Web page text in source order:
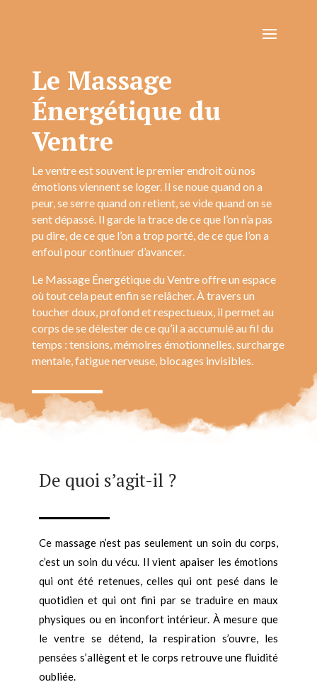
Le Massage
Énergétique du
Ventre
Le ventre est souvent le premier endroit où nos
émotions viennent se loger. Il se noue quand on a
peur, se serre quand on retient, se vide quand on se
sent dépassé. Il garde la trace de ce que l’on n’a pas
pu dire, de ce que l’on a trop porté, de ce que l’on a
enfoui pour continuer d’avancer.
Le Massage Énergétique du Ventre offre un espace
où tout cela peut enfin se relâcher. À travers un
toucher doux, profond et respectueux, il permet au
corps de se délester de ce qu’il a accumulé au fil du
temps : tensions, mémoires émotionnelles, surcharge
mentale, fatigue nerveuse, blocages invisibles.
De quoi s’agit-il ?
Ce massage n’est pas seulement un soin du corps,
c’est un soin du vécu. Il vient apaiser les émotions
qui ont été retenues, celles qui ont pesé dans le
quotidien et qui ont fini par se traduire en maux
physiques ou en inconfort intérieur. À mesure que
le ventre se détend, la respiration s’ouvre, les
pensées s’allègent et le corps retrouve une fluidité
oubliée.